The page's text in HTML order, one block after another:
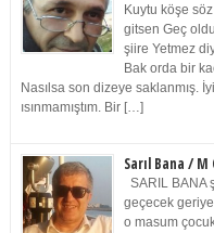
Kuytu köşe
gitsen Geç
şiire Yetmez
Bak orda bir
Nasılsa son dizeye saklanmış.
ısınmamıştım. Bir […]
Sarıl Bana / M
SARIL BANA
geçecek
o masum